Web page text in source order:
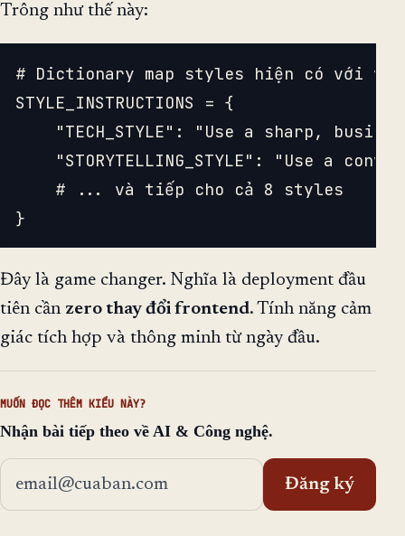
Trông như thế này:
# Dictionary map styles hiện có với
STYLE_INSTRUCTIONS = {
"TECH_STYLE": "Use a sharp,
"STORYTELLING_STYLE": "Use a
    # ... và tiếp cho cả 8 styles
Đây là game changer. Nghĩa là deployment đầu
tiên cần zero thay đổi frontend. Tính năng cảm
giác tích hợp và thông minh từ ngày đầu.
MUỐN ĐỌC THÊM KIỂU NÀY?
Nhận bài tiếp theo về AI & Công nghệ.
Địa chỉ email
Đăng ký